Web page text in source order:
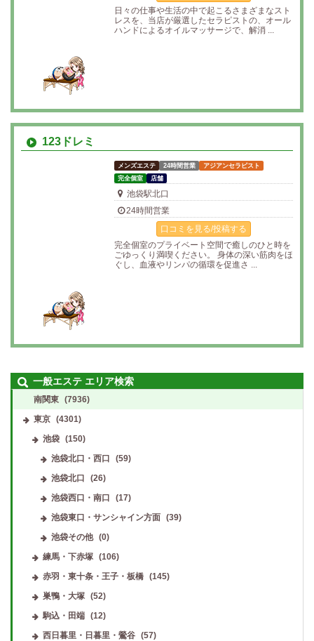
日々の仕事や生活の中で起こるさまざまなスト
レスを、当店が厳選したセラピストの、オール
ハンドによるオイルマッサージで、解消 ...
123ドレミ
メンズエステ 24時間営業
アジアンセラピスト
完全個室
店舗
池袋駅北口
24時間営業
口コミを見る/投稿する
完全個室のプライベート空間で癒しのひと時を
ごゆっくり満喫ください。 身体の深い筋肉をほ
ぐし、血液やリンパの循環を促進さ ...
一般エステ エリア検索
南関東 (7936)
東京 (4301)
池袋
(150)
池袋北口・西口
(59)
池袋北口
(26)
池袋西口・南口
(17)
池袋東口・サンシャイン方面 (39)
池袋その他 (0)
練馬・下赤塚
(106)
赤羽・東十条・王子・板橋
(145)
巣鴨・大塚
(52)
駒込・田端
(12)
西日暮里・日暮里・鶯谷
(57)